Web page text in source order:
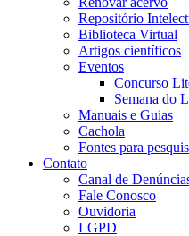
Repositório
Biblioteca Virtual
Artigos científicos
Eventos
Concurso
Semana do
Manuais e Guias
Cachola
Fontes para
Contato
Canal de
Fale Conosco
Ouvidoria
LGPD